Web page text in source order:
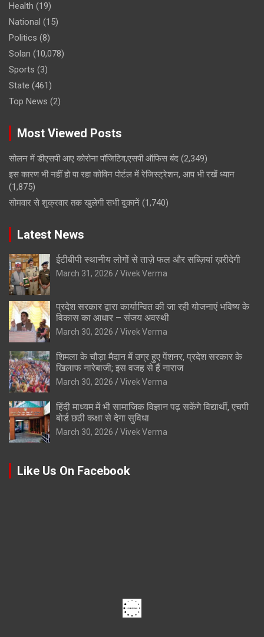
Health (19)
National (15)
Politics (8)
Solan (10,078)
Sports (3)
State (461)
Top News (2)
Most Viewed Posts
सोलन में डीएसपी आए कोरोना पॉजिटिव,एसपी ऑफिस बंद (2,349)
इस कारण भी नहीं हो पा रहा कोविन पोर्टल में रेजिस्ट्रेशन, आप भी रखें ध्यान
(1,875)
सोमवार से शुक्रवार तक खुलेगी सभी दुकानें (1,740)
Latest News
ईटीबीपी स्थानीय लोगों से ताज़े फल और सब्ज़ियां ख़रीदेगी
March 31, 2026 Vivek Verma
प्रदेश सरकार द्वारा कार्यान्वित की जा रही योजनाएं भविष्य के
विकास का आधार – संजय अवस्थी
March 30, 2026 Vivek Verma
शिमला के चौड़ा मैदान में उग्र हुए पेंशनर, प्रदेश सरकार के
खिलाफ नारेबाजी; इस वजह से हैं नाराज
March 30, 2026 Vivek Verma
हिंदी माध्यम में भी सामाजिक विज्ञान पढ़ सकेंगे विद्यार्थी, एचपी
बोर्ड छठी कक्षा से देगा सुविधा
March 30, 2026 Vivek Verma
Like Us On Facebook